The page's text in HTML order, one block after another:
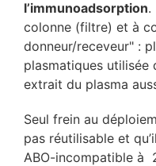
l’immunoadsorption.
colonne (filtre) et à
donneur/receveur" :
plasmatiques utilisée
extrait du plasma
Seul frein au
pas réutilisable et
ABO-incompatible à